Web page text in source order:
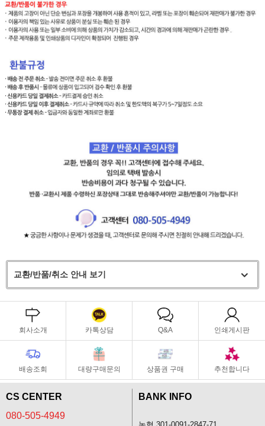
교환/반품/취소 안내 보기
회사소개 카톡상담 Q&A 인쇄게시판
배송조회 대량구매문의 상품권 구매 추천합니다
CS CENTER
080-505-4949
BANK INFO